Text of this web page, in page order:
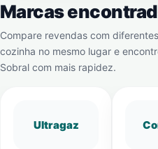
Marcas
Compare revendas com
cozinha no mesmo lugar e
Sobral com mais rapidez.
Ultragaz